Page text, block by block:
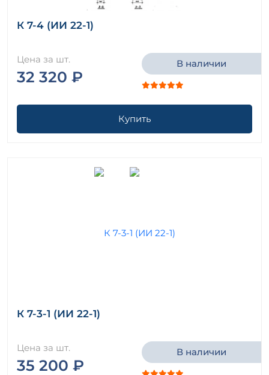
К 7-4 (ИИ 22-1)
Цена за шт.
32 320 ₽
В наличии
Купить
К 7-3-1 (ИИ 22-1)
Цена за шт.
35 200 ₽
В наличии